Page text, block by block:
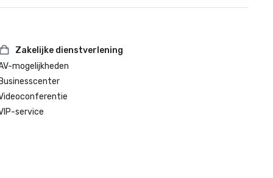
Zakelijke dienstverlening
mogelijkheden
Businesscenter
service